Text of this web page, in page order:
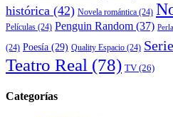
histórica (42) Novela romántica (24)
Películas (24) Penguin Random (37)
(24) Poesía (29) Quality Espacio (24)
Teatro Real (78) TV (26)
Categorías